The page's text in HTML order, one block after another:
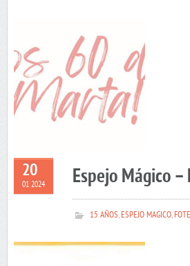
20
01 2024 Espejo Mágico –
15 AÑOS,ESPEJO MAGICO,